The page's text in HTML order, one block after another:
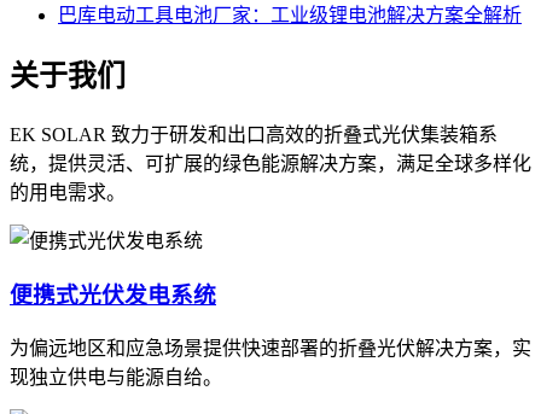
巴库电动工具电池厂家：工业级锂电池解决方案全解析
关于我们
EK SOLAR 致力于研发和出口高效的折叠式光伏集装箱系
统，提供灵活、可扩展的绿色能源解决方案，满足全球多样化
的用电需求。
便携式光伏发电系统
为偏远地区和应急场景提供快速部署的折叠光伏解决方案，实
现独立供电与能源自给。